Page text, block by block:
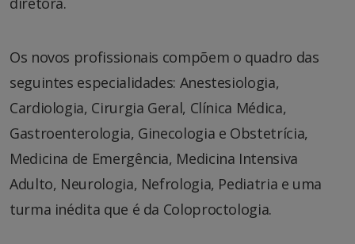
Os novos profissionais compõem o quadro das
seguintes especialidades: Anestesiologia,
Cardiologia, Cirurgia Geral, Clínica Médica,
Gastroenterologia, Ginecologia e Obstetrícia,
Medicina de Emergência, Medicina Intensiva
Adulto, Neurologia, Nefrologia, Pediatria e uma
turma inédita que é da Coloproctologia.